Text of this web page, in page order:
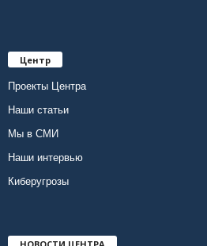
Центр
Проекты Центра
Наши статьи
Мы в СМИ
Наши интервью
Киберугрозы